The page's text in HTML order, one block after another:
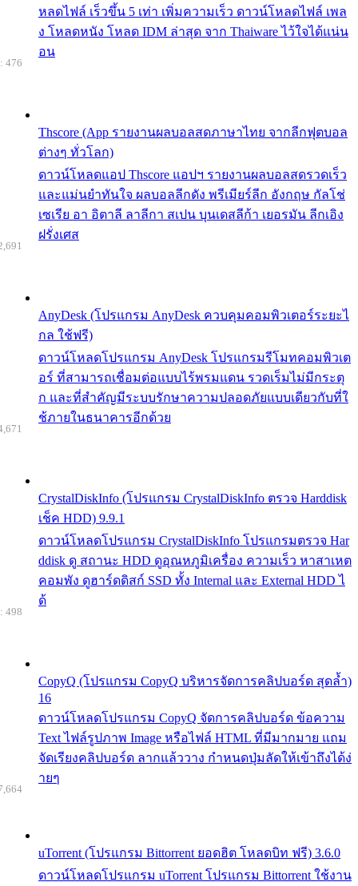
หลดไฟล์ เร็วขึ้น 5 เท่า เพิ่มความเร็ว ดาวน์โหลดไฟล์ เพล
ง โหลดหนัง โหลด IDM ล่าสุด จาก Thaiware ไว้ใจได้แน่น
อน
Thscore (App รายงานผลบอลสดภาษาไทย จากลีกฟุตบอล
ต่างๆ ทั่วโลก)
ดาวน์โหลดแอป Thscore แอปฯ รายงานผลบอลสดรวดเร็ว
และแม่นยำทันใจ ผลบอลลีกดัง พรีเมียร์ลีก อังกฤษ กัลโช่
เซเรีย อา อิตาลี ลาลีกา สเปน บุนเดสลีก้า เยอรมัน ลีกเอิง
ฝรั่งเศส
476
AnyDesk (โปรแกรม AnyDesk ควบคุมคอมพิวเตอร์ระยะไ
กล ใช้ฟรี)
ดาวน์โหลดโปรแกรม AnyDesk โปรแกรมรีโมทคอมพิวเต
อร์ ที่สามารถเชื่อมต่อแบบไร้พรมแดน รวดเร็มไม่มีกระตุ
ก และที่สำคัญมีระบบรักษาความปลอดภัยแบบเดียวกับที่ใ
ช้ภายในธนาคารอีกด้วย
CrystalDiskInfo (โปรแกรม CrystalDiskInfo ตรวจ Harddisk
เช็ค HDD) 9.9.1
ดาวน์โหลดโปรแกรม CrystalDiskInfo โปรแกรมตรวจ Har
ddisk ดู สถานะ HDD ดูอุณหภูมิเครื่อง ความเร็ว หาสาเหต
คอมพัง ดูฮาร์ดดิสก์ SSD ทั้ง Internal และ External HDD ไ
ด้
CopyQ (โปรแกรม CopyQ บริหารจัดการคลิปบอร์ด สุดล้ำ)
16
ดาวน์โหลดโปรแกรม CopyQ จัดการคลิปบอร์ด ข้อความ
Text ไฟล์รูปภาพ Image หรือไฟล์ HTML ที่มีมากมาย แถม
จัดเรียงคลิปบอร์ด ลากแล้ววาง กำหนดปุ่มลัดให้เข้าถึงได้ง่
ายๆ
498
uTorrent (โปรแกรม Bittorrent ยอดฮิต โหลดบิท ฟรี) 3.6.0
ดาวน์โหลดโปรแกรม uTorrent โปรแกรม Bittorrent ใช้งาน